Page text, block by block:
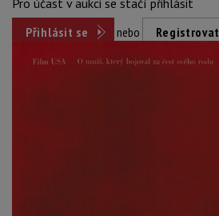
Pro účast v aukci se stačí přihlásit
Přihlásit se
nebo Registrovat